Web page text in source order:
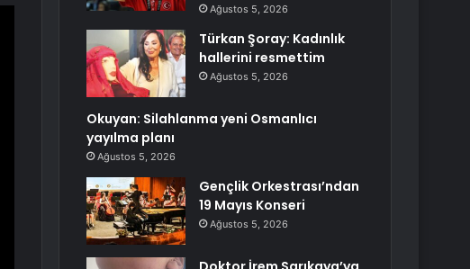
Ağustos 5, 2026
Türkan Şoray: Kadınlık
hallerini resmettim
Ağustos 5, 2026
Okuyan: Silahlanma yeni Osmanlıcı
yayılma planı
Ağustos 5, 2026
Gençlik Orkestrası’ndan
19 Mayıs Konseri
Ağustos 5, 2026